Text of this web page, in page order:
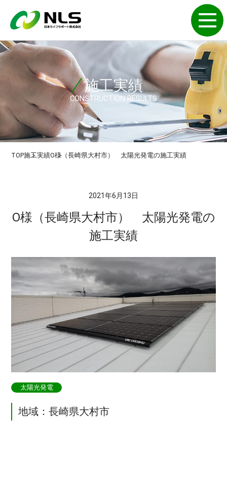
施工実績
CONSTRUCTION RESULTS
TOP施工実績O様（長崎県大村市） 太陽光発電の施工実績
2021年6月13日
O様（長崎県大村市） 太陽光発電の
施工実績
太陽光発電
地域：長崎県大村市